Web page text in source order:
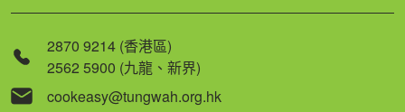
2870 9214 (香港區)
2562 5900 (九龍、新界)
cookeasy@tungwah.org.hk